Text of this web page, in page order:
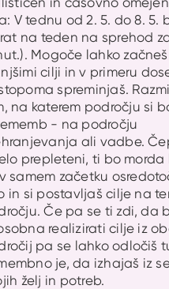
V tednu od 2. 5. do 8. 5.
na teden na sprehod
Mogoče lahko
cilji in v primeru
spreminjaš.
na katerem področju si
- na področju
ali vadbe.
prepleteni, ti bo morda
samem začetku
in si postavljaš cilje na
Če pa se ti zdi, da
realizirati cilje iz
pa se lahko odločiš
je, da izhajaš iz
želj in potreb.